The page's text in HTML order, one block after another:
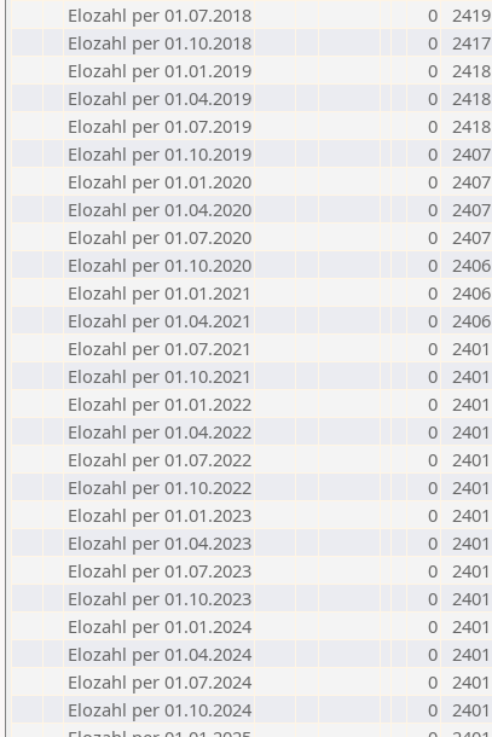
Elozahl per 01.07.2018
0 2419
Elozahl per 01.10.2018
0 2417
Elozahl per 01.01.2019
0 2418
Elozahl per 01.04.2019
0 2418
Elozahl per 01.07.2019
0 2418
Elozahl per 01.10.2019
0 2407
Elozahl per 01.01.2020
0 2407
Elozahl per 01.04.2020
0 2407
Elozahl per 01.07.2020
0 2407
Elozahl per 01.10.2020
0 2406
Elozahl per 01.01.2021
0 2406
Elozahl per 01.04.2021
0 2406
Elozahl per 01.07.2021
0 2401
Elozahl per 01.10.2021
0 2401
Elozahl per 01.01.2022
0 2401
Elozahl per 01.04.2022
0 2401
Elozahl per 01.07.2022
0 2401
Elozahl per 01.10.2022
0 2401
Elozahl per 01.01.2023
0 2401
Elozahl per 01.04.2023
0 2401
Elozahl per 01.07.2023
0 2401
Elozahl per 01.10.2023
0 2401
Elozahl per 01.01.2024
0 2401
Elozahl per 01.04.2024
0 2401
Elozahl per 01.07.2024
0 2401
Elozahl per 01.10.2024
0 2401